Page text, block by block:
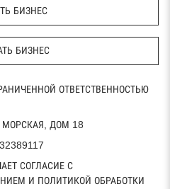
БИЗНЕС
БИЗНЕС
ОТВЕТСТВЕННОСТЬЮ
МОРСКАЯ, ДОМ 18
СОГЛАСИЕ С
И ПОЛИТИКОЙ ОБРАБОТКИ